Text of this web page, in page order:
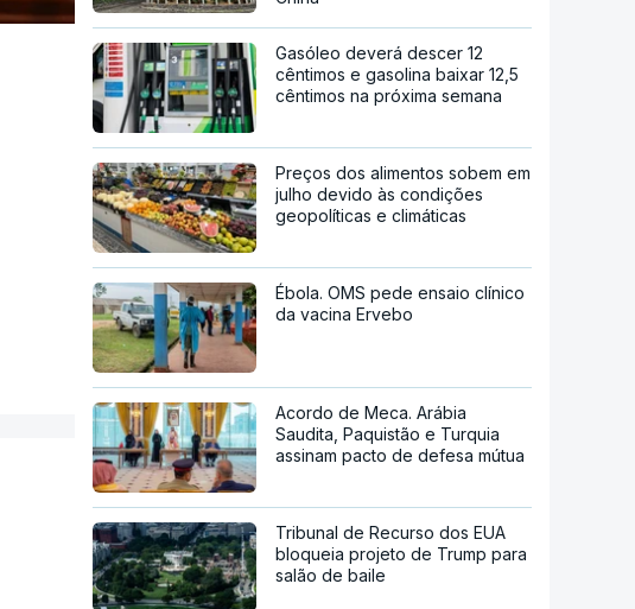
Gasóleo deverá descer 12
cêntimos e gasolina baixar 12,5
cêntimos na próxima semana
Preços dos alimentos sobem em
julho devido às condições
geopolíticas e climáticas
Ébola. OMS pede ensaio clínico
da vacina Ervebo
Acordo de Meca. Arábia
Saudita, Paquistão e Turquia
assinam pacto de defesa mútua
Tribunal de Recurso dos EUA
bloqueia projeto de Trump para
salão de baile